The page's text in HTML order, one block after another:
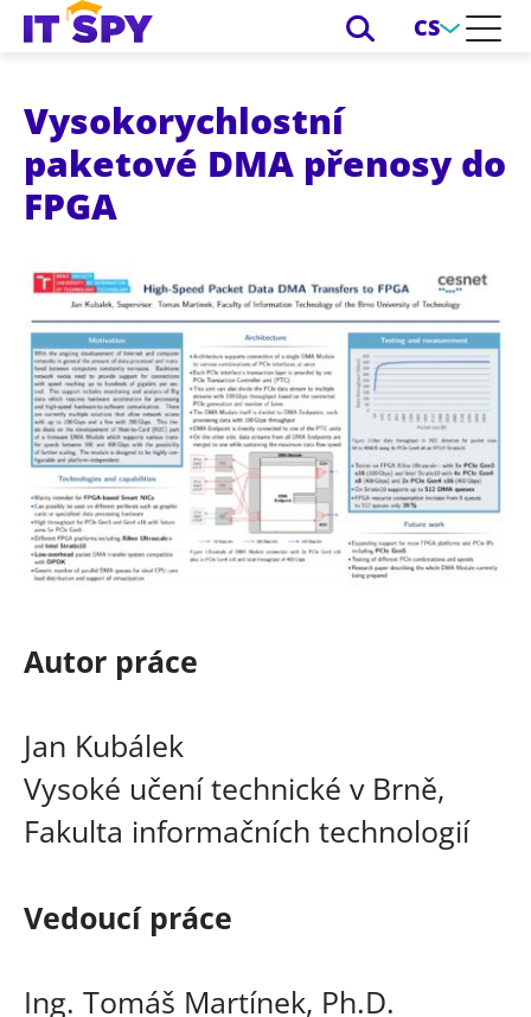
CS
Vysokorychlostní
paketové DMA přenosy do
FPGA
Autor práce
Jan Kubálek
Vysoké učení technické v Brně,
Fakulta informačních technologií
Vedoucí práce
Ing. Tomáš Martínek, Ph.D.